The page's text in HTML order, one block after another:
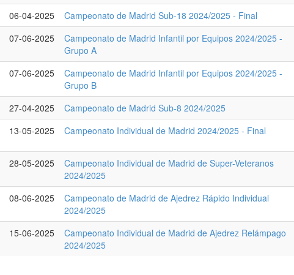
06-04-2025 Campeonato de Madrid Sub-18 2024/2025 - Final
07-06-2025
Campeonato de Madrid Infantil por Equipos 2024/2025 -
Grupo A
07-06-2025
Campeonato de Madrid Infantil por Equipos 2024/2025 -
Grupo B
27-04-2025 Campeonato de Madrid Sub-8 2024/2025
13-05-2025 Campeonato Individual de Madrid 2024/2025 - Final
28-05-2025
Campeonato Individual de Madrid de Super-Veteranos
2024/2025
08-06-2025
Campeonato de Madrid de Ajedrez Rápido Individual
2024/2025
15-06-2025
Campeonato Individual de Madrid de Ajedrez Relámpago
2024/2025